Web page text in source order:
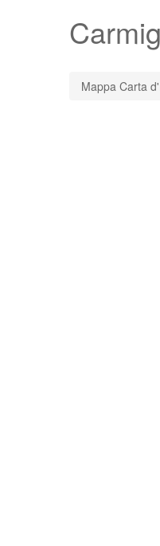
Mappa Carta